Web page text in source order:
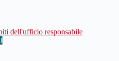
dell'ufficio responsabile